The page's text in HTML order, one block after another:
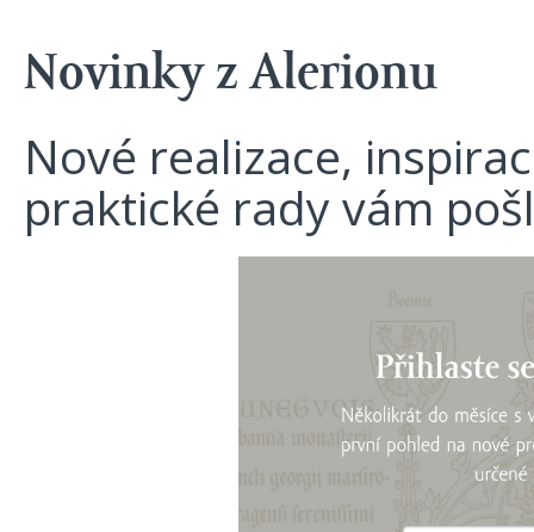
Novinky z Alerionu
Nové realizace,
praktické rady vám